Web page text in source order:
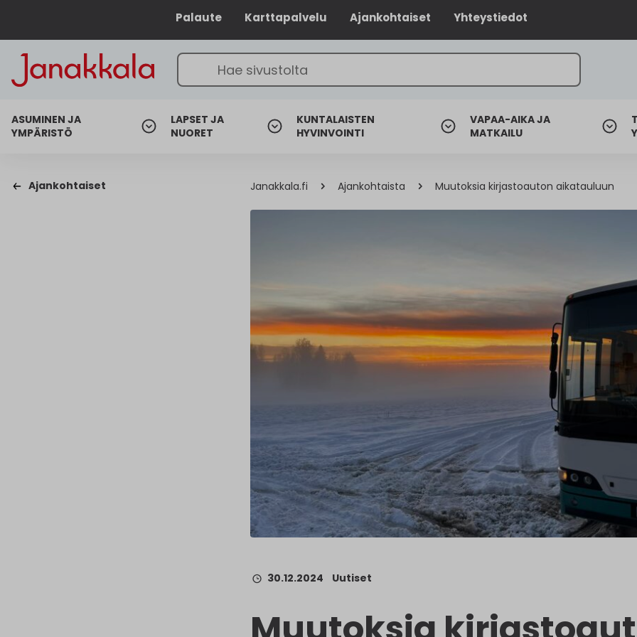
Palaute Karttapalvelu Ajankohtaiset Yhteystiedot
ASUMINEN JA
YMPÄRISTÖ
LAPSET JA
NUORET
KUNTALAISTEN
HYVINVOINTI
VAPAA-AIKA JA
MATKAILU
Ajankohtaiset Janakkala.fi Ajankohtaista Muutoksia kirjastoauton aikatauluun
30.12.2024 Uutiset